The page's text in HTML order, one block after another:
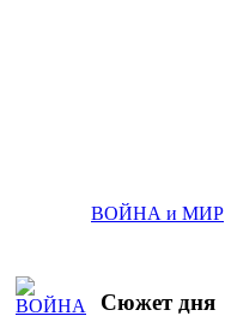
ВОЙНА и МИР
Сюжет дня